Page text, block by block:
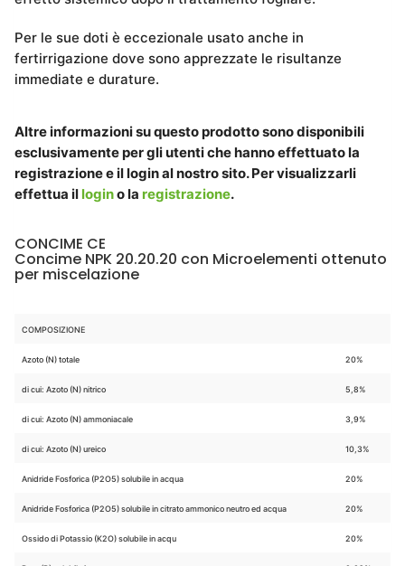
Per le sue doti è eccezionale usato anche in
fertirrigazione dove sono apprezzate le risultanze
immediate e durature.
Altre informazioni su questo prodotto sono disponibili
esclusivamente per gli utenti che hanno effettuato la
registrazione e il login al nostro sito. Per visualizzarli
effettua il logino la registrazione.
CONCIME CE
Concime NPK 20.20.20 con Microelementi ottenuto
per miscelazione
COMPOSIZIONE
Azoto (N) totale 20%
di cui: Azoto (N) nitrico 5,8%
di cui: Azoto (N) ammoniacale 3,9%
di cui: Azoto (N) ureico 10,3%
Anidride Fosforica (P2O5) solubile in acqua 20%
Anidride Fosforica (P2O5) solubile in citrato ammonico neutro ed acqua 20%
Ossido di Potassio (K2O) solubile in acqu 20%